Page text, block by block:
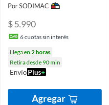
Por SODIMAC
$ 5.990
6cuotas sin interés
Llega en 2 horas
Retira desde 90 min
EnvíoPlus+
Agregar